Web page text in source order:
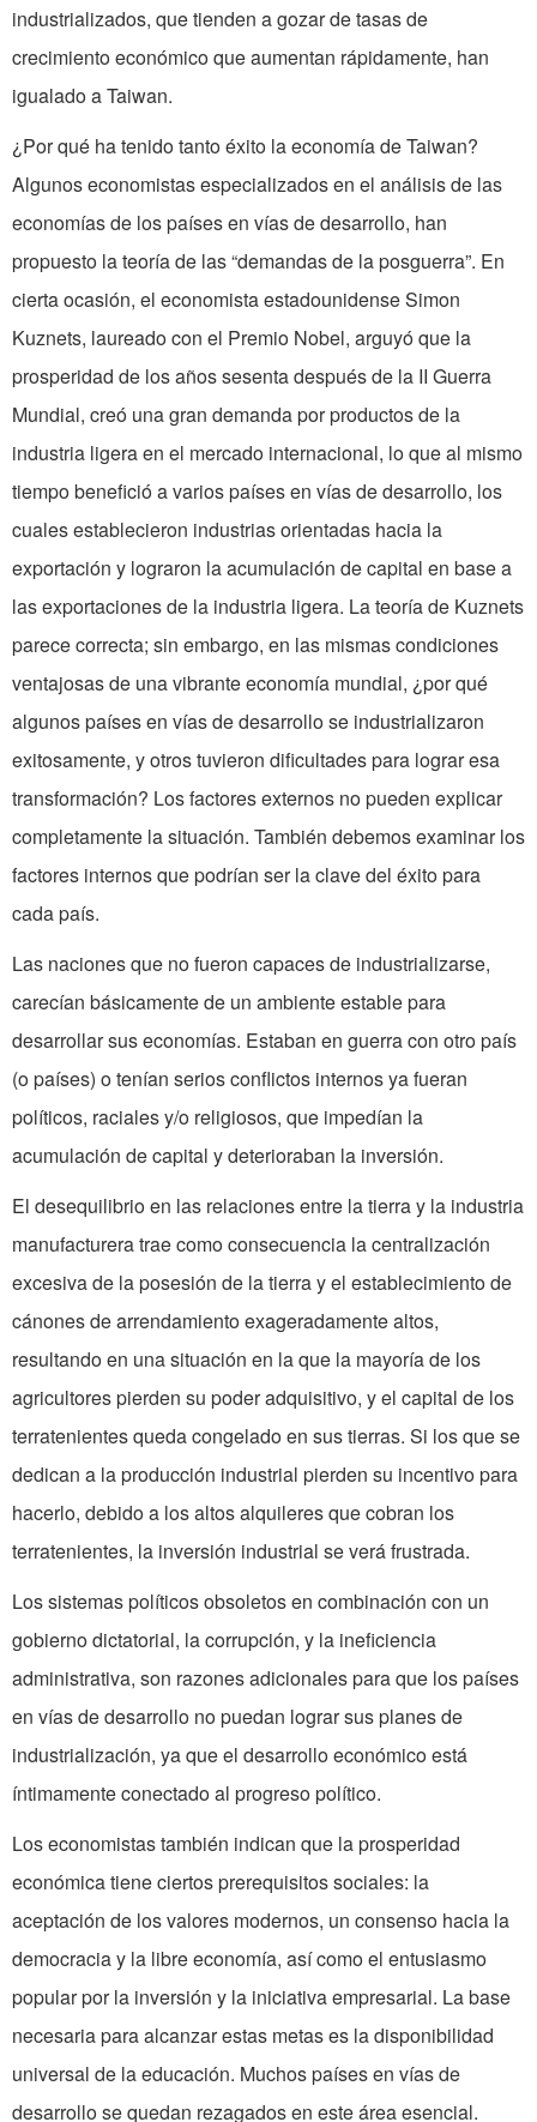
industrializados, que tienden a gozar de tasas de
crecimiento económico que aumentan rápidamente, han
igualado a Taiwan.
¿Por qué ha tenido tanto éxito la economía de Taiwan?
Algunos economistas especializados en el análisis de las
economías de los países en vías de desarrollo, han
propuesto la teoría de las “demandas de la posguerra”. En
cierta ocasión, el economista estadounidense Simon
Kuznets, laureado con el Premio Nobel, arguyó que la
prosperidad de los años sesenta después de la II Guerra
Mundial, creó una gran demanda por productos de la
industria ligera en el mercado internacional, lo que al mismo
tiempo benefició a varios países en vías de desarrollo, los
cuales establecieron industrias orientadas hacia la
exportación y lograron la acumulación de capital en base a
las exportaciones de la industria ligera. La teoría de Kuznets
parece correcta; sin embargo, en las mismas condiciones
ventajosas de una vibrante economía mundial, ¿por qué
algunos países en vías de desarrollo se industrializaron
exitosamente, y otros tuvieron dificultades para lograr esa
transformación? Los factores externos no pueden explicar
completamente la situación. También debemos examinar los
factores internos que podrían ser la clave del éxito para
cada país.
Las naciones que no fueron capaces de industrializarse,
carecían básicamente de un ambiente estable para
desarrollar sus economías. Estaban en guerra con otro país
(o países) o tenían serios conflictos internos ya fueran
políticos, raciales y/o religiosos, que impedían la
acumulación de capital y deterioraban la inversión.
El desequilibrio en las relaciones entre la tierra y la industria
manufacturera trae como consecuencia la centralización
excesiva de la posesión de la tierra y el establecimiento de
cánones de arrendamiento exageradamente altos,
resultando en una situación en la que la mayoría de los
agricultores pierden su poder adquisitivo, y el capital de los
terratenientes queda congelado en sus tierras. Si los que se
dedican a la producción industrial pierden su incentivo para
hacerlo, debido a los altos alquileres que cobran los
terratenientes, la inversión industrial se verá frustrada.
Los sistemas políticos obsoletos en combinación con un
gobierno dictatorial, la corrupción, y la ineficiencia
administrativa, son razones adicionales para que los países
en vías de desarrollo no puedan lograr sus planes de
industrialización, ya que el desarrollo económico está
íntimamente conectado al progreso político.
Los economistas también indican que la prosperidad
económica tiene ciertos prerequisitos sociales: la
aceptación de los valores modernos, un consenso hacia la
democracia y la libre economía, así como el entusiasmo
popular por la inversión y la iniciativa empresarial. La base
necesaria para alcanzar estas metas es la disponibilidad
universal de la educación. Muchos países en vías de
desarrollo se quedan rezagados en este área esencial.